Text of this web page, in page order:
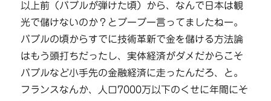
以上前（バブルが弾けた頃）から、なんで日本は観
光で儲けないのか？とブーブー言ってましたねー。
バブルの頃からすでに技術革新で金を儲ける方法論
はもう頭打ちだったし、実体経済がダメだからこそ
バブルなど小手先の金融経済に走ったんだろ、と。
フランスなんか、人口7000万以下のくせに年間にそ